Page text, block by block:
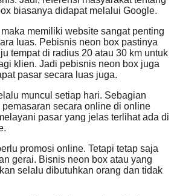
biasanya didapat melalui Google.
memiliki website sangat penting
luas. Pebisnis neon box pastinya
tempat di radius 20 atau 30 km untuk
klien. Jadi pebisnis neon box juga
pasar secara luas juga.
muncul setiap hari. Sebagian
secara online di online
pasar yang jelas terlihat ada di
promosi online. Tetapi tetap saja
gerai. Bisnis neon box atau yang
selalu dibutuhkan orang dan tidak